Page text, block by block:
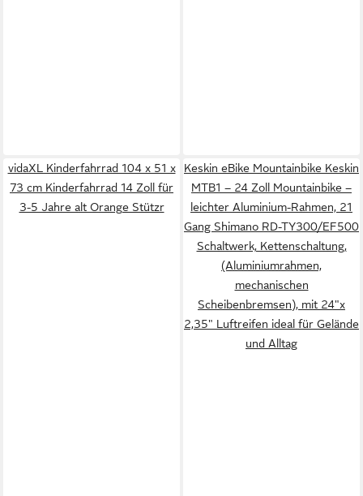
vidaXL Kinderfahrrad 104 x 51 x
73 cm Kinderfahrrad 14 Zoll für
3-5 Jahre alt Orange Stützr
Keskin eBike Mountainbike Keskin
MTB1 – 24 Zoll Mountainbike –
leichter Aluminium-Rahmen, 21
Gang Shimano RD-TY300/EF500
Schaltwerk, Kettenschaltung,
(Aluminiumrahmen,
mechanischen
Scheibenbremsen), mit 24"x
2,35" Luftreifen ideal für Gelände
und Alltag